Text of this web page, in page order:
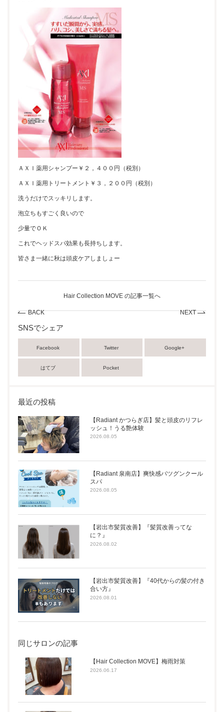
ＡＸＩ薬用シャンプー￥２，４００円（税別）
ＡＸＩ薬用トリートメント￥３，２００円（税別）
洗うだけでスッキリします。
泡立ちもすごく良いので
少量でＯＫ
これでヘッドスパ効果も長持ちします。
皆さま一緒に秋は頭皮ケアしましょー
BACK
Hair Collection MOVE の記事一覧へ
NEXT
SNSでシェア
Facebook Twitter Google+
はてブ Pocket
最近の投稿
【Radiant かつらぎ店】髪と頭皮のリフレ
ッシュ！うる艶体験
2026.08.05
【Radiant 泉南店】爽快感バツグンクール
スパ
2026.08.05
【岩出市髪質改善】『髪質改善ってな
に？』
2026.08.02
【岩出市髪質改善】『40代からの髪の付き
合い方』
2026.08.01
同じサロンの記事
【Hair Collection MOVE】梅雨対策
2026.06.17